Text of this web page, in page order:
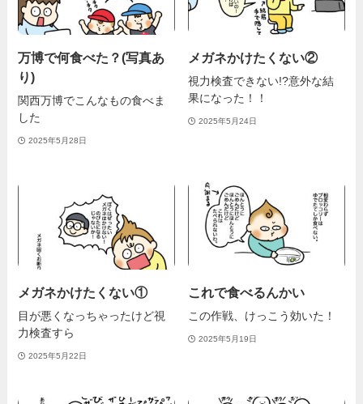
万博で何食べた？(写真あ
り)
関西万博でこんなもの食べま
した
2025年5月28日
メガネかけたくない②
視力検査できない!?意外な結
果になった！！
2025年5月24日
メガネかけたくない①
目が悪くなっちゃったけど視
力検査すら
2025年5月22日
これで食べるんかい
この作戦、けっこう効いた！
2025年5月19日